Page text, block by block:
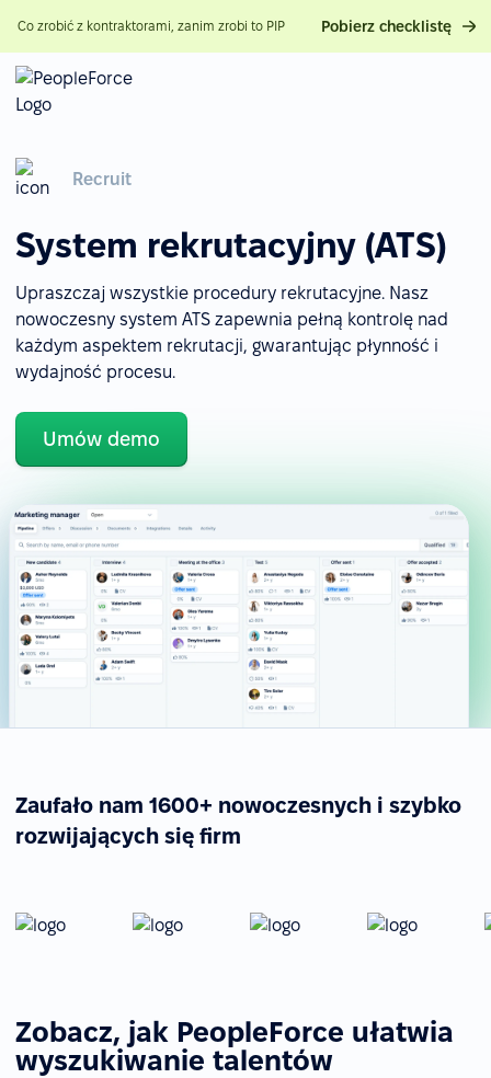
Co zrobić z kontraktorami, zanim zrobi to PIP Pobierz checklistę
Recruit
System rekrutacyjny (ATS)
Upraszczaj wszystkie procedury rekrutacyjne. Nasz
nowoczesny system ATS zapewnia pełną kontrolę nad
każdym aspektem rekrutacji, gwarantując płynność i
wydajność procesu.
Umów demo
Zaufało nam 1600+ nowoczesnych i szybko
rozwijających się firm
Zobacz, jak PeopleForce ułatwia
wyszukiwanie talentów